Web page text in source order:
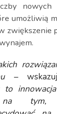
nowych
umożliwią
zwiększenie
–
to
na